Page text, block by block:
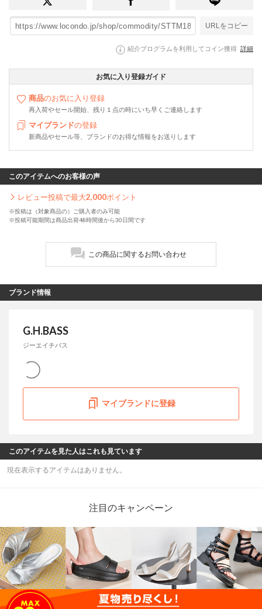
URLをコピー
紹介プログラムを利用してコイン獲得 詳細
お気に入り登録ガイド
商品のお気に入り登録
再入荷やセール開始、残り１点の時にいち早くご連絡します
マイブランドの登録
新商品やセール等、ブランドのお得な情報をお送りします
このアイテムへのお客様の声
レビュー投稿で最大2,000ポイント
※投稿は（対象商品の）ご購入者のみ可能
※投稿可能期間は商品出荷48時間後から30日間です
この商品に関するお問い合わせ
ブランド情報
G.H.BASS
ジーエイチバス
マイブランドに登録
このアイテムを見た人はこれも見ています
現在表示するアイテムはありません。
注目のキャンペーン